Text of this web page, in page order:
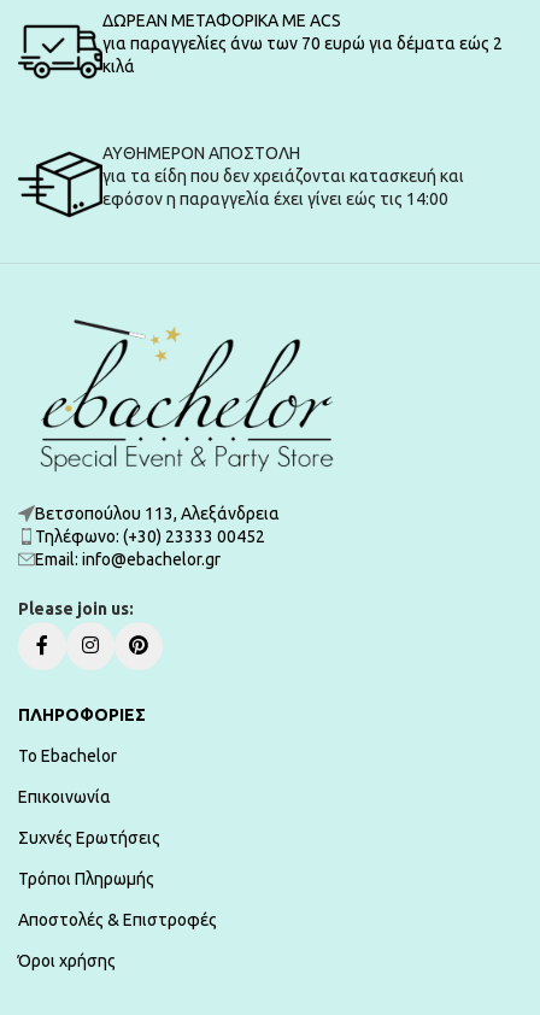
ΔΩΡΕΑΝ ΜΕΤΑΦΟΡΙΚΑ ΜΕ ACS
για παραγγελίες άνω των 70 ευρώ για δέματα εώς 2
κιλά
ΑΥΘΗΜΕΡΟΝ ΑΠΟΣΤΟΛΗ
για τα είδη που δεν χρειάζονται κατασκευή και
εφόσον η παραγγελία έχει γίνει εώς τις 14:00
Βετσοπούλου 113, Αλεξάνδρεια
Τηλέφωνο: (+30) 23333 00452
Εmail: info@ebachelor.gr
Please join us:
ΠΛΗΡΟΦΟΡΙΕΣ
To Ebachelor
Επικοινωνία
Συχνές Ερωτήσεις
Τρόποι Πληρωμής
Αποστολές & Επιστροφές
Όροι χρήσης